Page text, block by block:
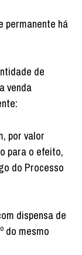
permanente há
de
venda
por valor
para o efeito,
do Processo
dispensa de
do mesmo